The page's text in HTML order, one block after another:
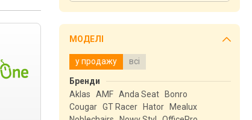
МОДЕЛІ
у продажу всі
Бренди
Aklas
AMF Anda Seat
Bonro
Cougar GT Racer Hator
Mealux